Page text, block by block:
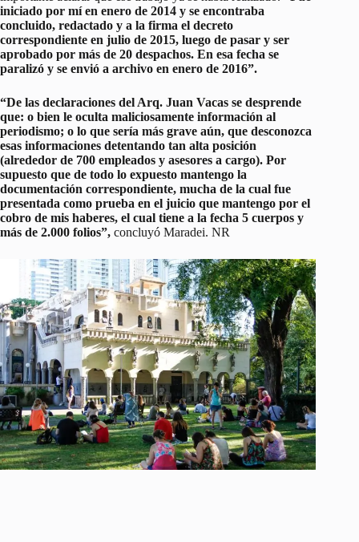
iniciado por mí en enero de 2014 y se encontraba
concluido, redactado y a la firma el decreto
correspondiente en julio de 2015, luego de pasar y ser
aprobado por más de 20 despachos. En esa fecha se
paralizó y se envió a archivo en enero de 2016”.
“De las declaraciones del Arq. Juan Vacas se desprende
que: o bien le oculta maliciosamente información al
periodismo; o lo que sería más grave aún, que desconozca
esas informaciones detentando tan alta posición
(alrededor de 700 empleados y asesores a cargo). Por
supuesto que de todo lo expuesto mantengo la
documentación correspondiente, mucha de la cual fue
presentada como prueba en el juicio que mantengo por el
cobro de mis haberes, el cual tiene a la fecha 5 cuerpos y
más de 2.000 folios”, concluyó Maradei. NR